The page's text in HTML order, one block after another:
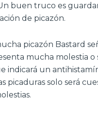
buen truco es
de picazón.
picazón Bastard
mucha molestia
indicará un
picaduras solo será